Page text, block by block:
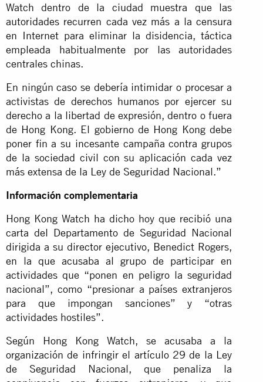
Watch dentro de la ciudad muestra que las
autoridades recurren cada vez más a la censura
en Internet para eliminar la disidencia, táctica
empleada habitualmente por las autoridades
centrales chinas.
En ningún caso se debería intimidar o procesar a
activistas de derechos humanos por ejercer su
derecho a la libertad de expresión, dentro o fuera
de Hong Kong. El gobierno de Hong Kong debe
poner fin a su incesante campaña contra grupos
de la sociedad civil con su aplicación cada vez
más extensa de la Ley de Seguridad Nacional.”
Información complementaria
Hong Kong Watch ha dicho hoy que recibió una
carta del Departamento de Seguridad Nacional
dirigida a su director ejecutivo, Benedict Rogers,
en la que acusaba al grupo de participar en
actividades que “ponen en peligro la seguridad
nacional”, como “presionar a países extranjeros
para que impongan sanciones” y “otras
actividades hostiles”.
Según Hong Kong Watch, se acusaba a la
organización de infringir el artículo 29 de la Ley
de Seguridad Nacional, que penaliza la